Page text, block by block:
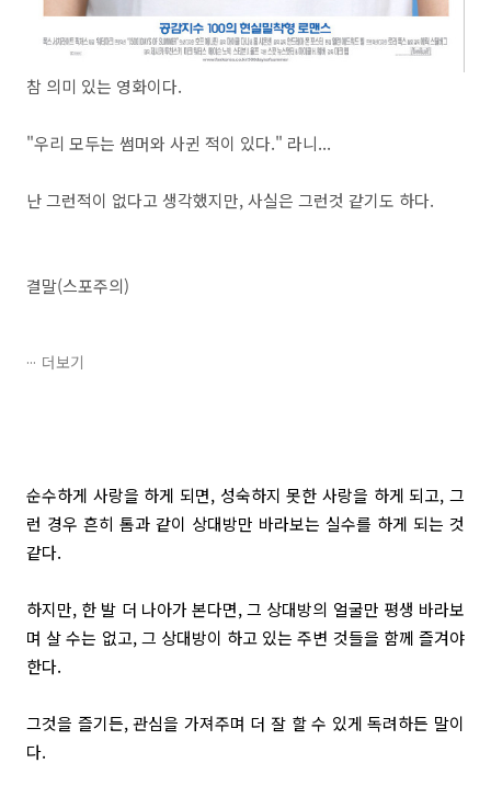
참 의미 있는 영화이다.
"우리 모두는 썸머와 사귄 적이 있다." 라니...
난 그런적이 없다고 생각했지만, 사실은 그런것 같기도 하다.
결말(스포주의)
더보기
순수하게 사랑을 하게 되면, 성숙하지 못한 사랑을 하게 되고, 그
런 경우 흔히 톰과 같이 상대방만 바라보는 실수를 하게 되는 것
같다.
하지만, 한 발 더 나아가 본다면, 그 상대방의 얼굴만 평생 바라보
며 살 수는 없고, 그 상대방이 하고 있는 주변 것들을 함께 즐겨야
한다.
그것을 즐기든, 관심을 가져주며 더 잘 할 수 있게 독려하든 말이
다.